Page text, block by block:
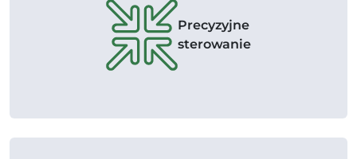
Precyzyjne
sterowanie